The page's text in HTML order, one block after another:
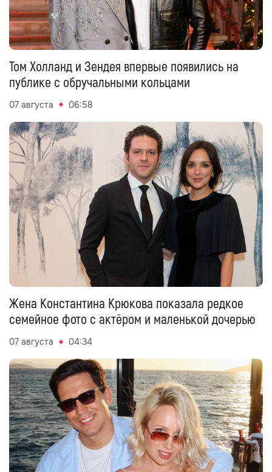
Том Холланд и Зендея впервые появились на
публике с обручальными кольцами
07 августа 06:58
Жена Константина Крюкова показала редкое
семейное фото с актёром и маленькой дочерью
07 августа 04:34